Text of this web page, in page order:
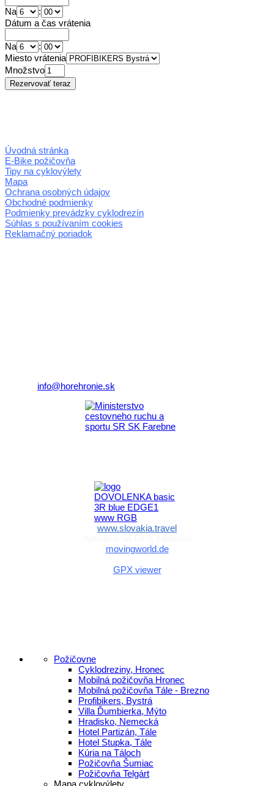
Na
:
Dátum a čas vrátenia
Na
:
Miesto vrátenia
Množstvo
Úvodná stránka
E-Bike požičovňa
Tipy na cyklovýlety
Mapa
Ochrana osobných údajov
Obchodné podmienky
Podmienky prevádzky cyklodrezín
Súhlas s používaním cookies
Reklamačný poriadok
info@horehronie.sk
www.slovakia.travel
movingworld.de
GPX viewer
Požičovne
Cyklodreziny, Hronec
Mobilná požičovňa Hronec
Mobilná požičovňa Tále - Brezno
Profibikers, Bystrá
Villa Ďumbierka, Mýto
Hradisko, Nemecká
Hotel Partizán, Tále
Hotel Stupka, Tále
Kúria na Táloch
Požičovňa Šumiac
Požičovňa Telgárt
Mapa cyklovýlety